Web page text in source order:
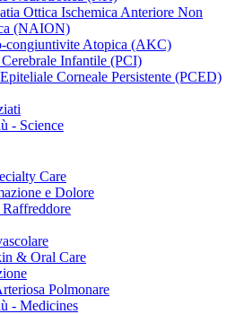
Ottica Ischemica Anteriore Non
(NAION)
congiuntivite Atopica (AKC)
Infantile (PCI)
Corneale Persistente (PCED)
- Science
Care
e Dolore
Raffreddore
& Oral Care
Polmonare
- Medicines